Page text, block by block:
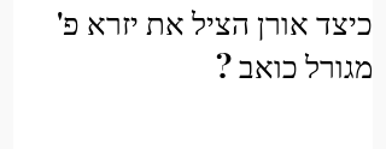
כיצד אורן הציל את יזרא פ'
מגורל כואב ?